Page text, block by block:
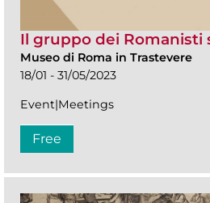
Il gruppo dei Romanisti
Museo di Roma in Trastevere
18/01 - 31/05/2023
Event|Meetings
Free